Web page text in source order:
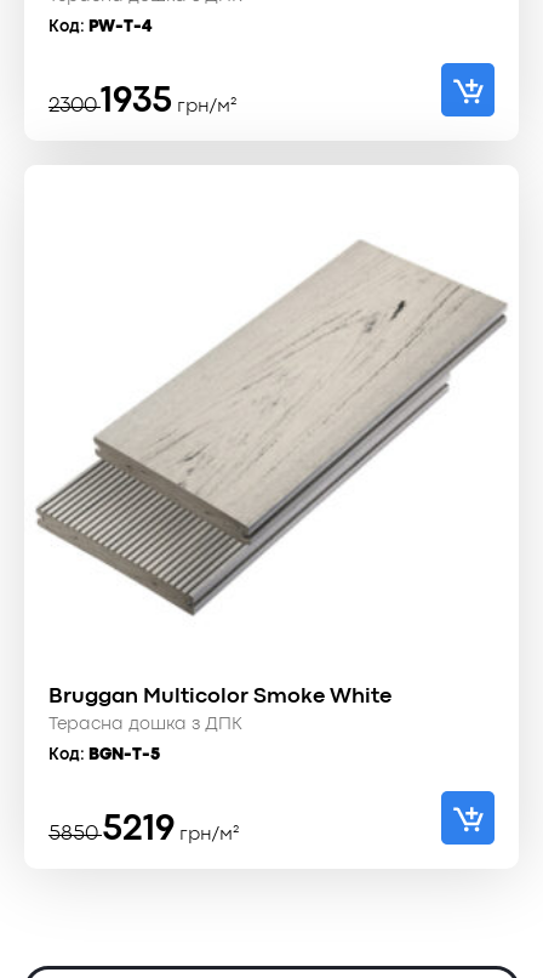
Код: PW-T-4
2300
Оригінальна
2300 ₴.
1935
Поточна
1935 ₴.
грн/м²
Bruggan Multicolor Smoke White
Терасна дошка з ДПК
Код: BGN-T-5
5850
Оригінальна
5219
Поточнагрн/м²